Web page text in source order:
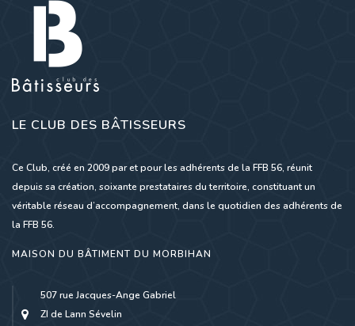
LE CLUB DES BÂTISSEURS
Ce Club, créé en 2009 par et pour les adhérents de la FFB 56, réunit
depuis sa création, soixante prestataires du territoire, constituant un
véritable réseau d’accompagnement, dans le quotidien des adhérents de
la FFB 56.
MAISON DU BÂTIMENT DU MORBIHAN
507 rue Jacques-Ange Gabriel
ZI de Lann Sévelin